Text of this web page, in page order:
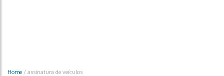
Home / assinatura de veículos